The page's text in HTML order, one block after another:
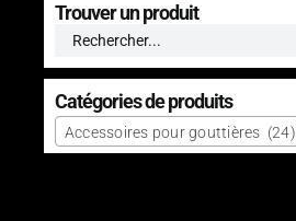
Trouver un produit
Catégories de produits
Accessoires pour gouttières (24)